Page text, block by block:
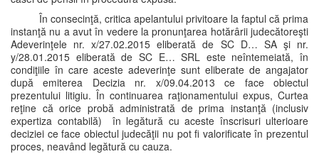
În consecinţă, critica apelantului privitoare la faptul că prima
instanţă nu a avut în vedere la pronunţarea hotărârii judecătoreşti
Adeverinţele nr. x/27.02.2015 eliberată de SC D… SA şi nr.
y/28.01.2015 eliberată de SC E… SRL este neîntemeiată, în
condiţiile în care aceste adeverinţe sunt eliberate de angajator
după emiterea Decizia nr. x/09.04.2013 ce face obiectul
prezentului litigiu. În continuarea raţionamentului expus, Curtea
reţine că orice probă administrată de prima instanţă (inclusiv
expertiza contabilă) în legătură cu aceste înscrisuri ulterioare
deciziei ce face obiectul judecăţii nu pot fi valorificate în prezentul
proces, neavând legătură cu cauza.